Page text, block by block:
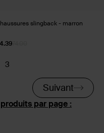
slingback - marron
par page :
Précédent
3
Suivant